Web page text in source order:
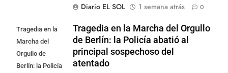
Diario EL SOL
1 semana atrás 0
Tragedia en la
Marcha del
Orgullo de
Berlín: la Policía
Tragedia en la Marcha del Orgullo
de Berlín: la Policía abatió al
principal sospechoso del
atentado